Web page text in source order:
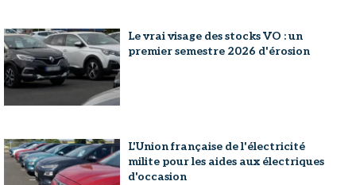
Le vrai visage des stocks VO : un
premier semestre 2026 d'érosion
L'Union française de l'électricité
milite pour les aides aux électriques
d'occasion